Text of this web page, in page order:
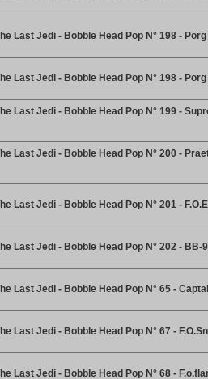
Last Jedi - Bobble Head Pop N° 198 - Porg
Last Jedi - Bobble Head Pop N° 198 -
Last Jedi - Bobble Head Pop N° 199 -
Last Jedi - Bobble Head Pop N° 200 -
Last Jedi - Bobble Head Pop N° 201 -
Last Jedi - Bobble Head Pop N° 202 - BB-
Last Jedi - Bobble Head Pop N° 65 -
Last Jedi - Bobble Head Pop N° 67 -
Last Jedi - Bobble Head Pop N° 68 -